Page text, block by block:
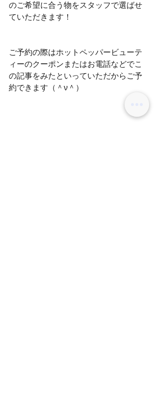
のご希望に合う物をスタッフで選ばせ
ていただきます！
ご予約の際はホットペッパービューテ
ィーのクーポンまたはお電話などでこ
の記事をみたといっていただからご予
約できます（＾ν＾）